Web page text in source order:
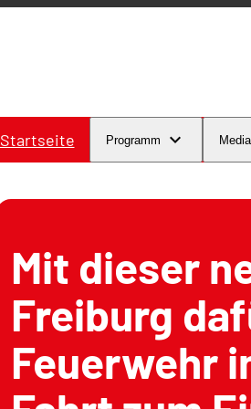
Startseite Programm
Mit dieser
Freiburg
Feuerwehr